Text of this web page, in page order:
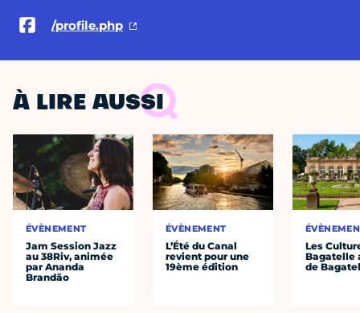
/profile.php
À LIRE AUSSI
ÉVÈNEMENT
Jam Session Jazz
au 38Riv, animée
par Ananda
Brandão
ÉVÈNEMENT
L’Été du Canal
revient pour une
19ème édition
Les
Bagatelle
de